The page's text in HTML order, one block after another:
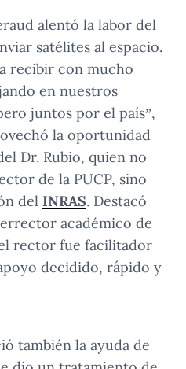
alentó la labor del
satélites al espacio.
a recibir con mucho
en nuestros
juntos por el país”,
la oportunidad
Dr. Rubio, quien no
de la PUCP, sino
del INRAS. Destacó
académico de
rector fue facilitador
decidido, rápido y
también la ayuda de